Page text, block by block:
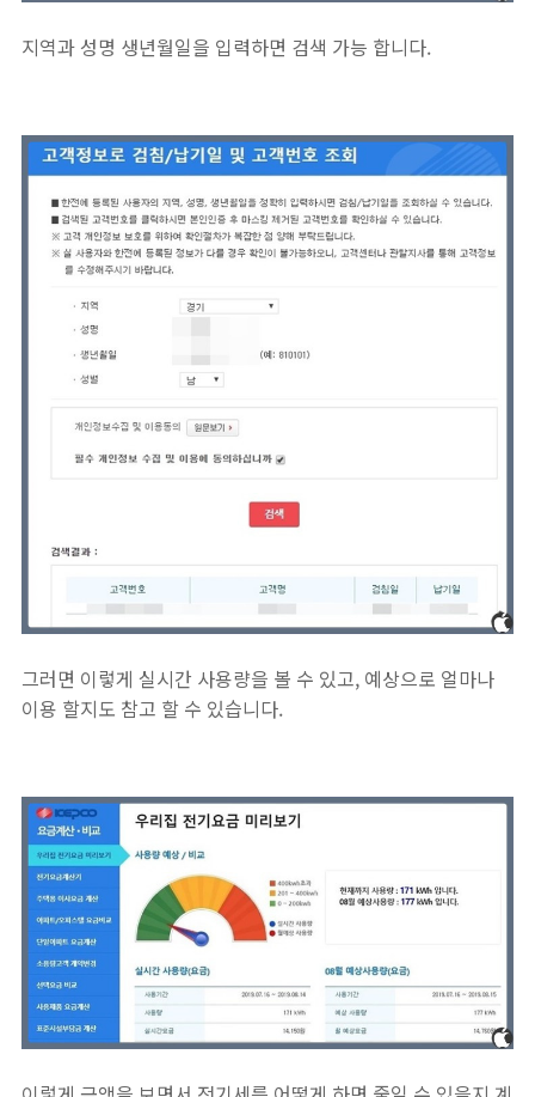
지역과 성명 생년월일을 입력하면 검색 가능 합니다.
그러면 이렇게 실시간 사용량을 볼 수 있고, 예상으로 얼마나
이용 할지도 참고 할 수 있습니다.